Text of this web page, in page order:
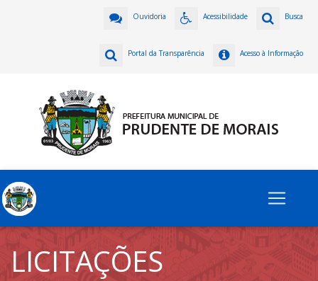
Busca
Acessibilidade
Ouvidoria
Acesso à Informação
Portal da Transparência
LICITAÇÕES